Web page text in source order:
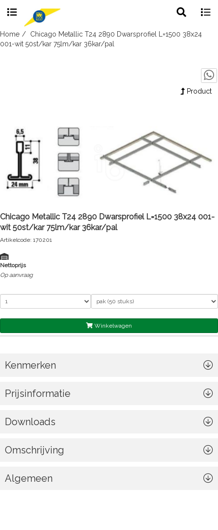
Skip
to
search
Home
Chicago Metallic T24 2890 Dwarsprofiel L=1500 38x24
001-wit 50st/kar 75lm/kar 36kar/pal
Product
Chicago Metallic T24 2890 Dwarsprofiel L=1500 38x24 001-
wit 50st/kar 75lm/kar 36kar/pal
Artikelcode: 170201
Nettoprijs
Op aanvraag
Winkelwagen
Kenmerken
Prijsinformatie
Downloads
Omschrijving
Algemeen